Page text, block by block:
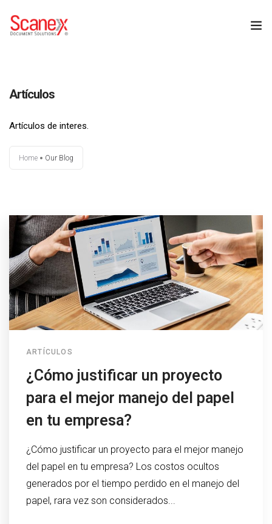
NOSOTROS – SCANEX
SERVICIOS
BLOG
Artículos
Artículos de interes.
Home Our Blog
ARTÍCULOS
¿Cómo justificar un proyecto
para el mejor manejo del papel
en tu empresa?
¿Cómo justificar un proyecto para el mejor manejo
del papel en tu empresa? Los costos ocultos
generados por el tiempo perdido en el manejo del
papel, rara vez son considerados...